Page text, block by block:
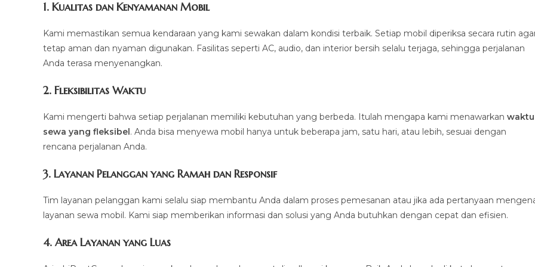
1. Kualitas dan Kenyamanan Mobil
Kami memastikan semua kendaraan yang kami sewakan dalam kondisi terbaik. Setiap mobil diperiksa secara rutin
tetap aman dan nyaman digunakan. Fasilitas seperti AC, audio, dan interior bersih selalu terjaga, sehingga perjalanan
Anda terasa menyenangkan.
2. Fleksibilitas Waktu
Kami mengerti bahwa setiap perjalanan memiliki kebutuhan yang berbeda. Itulah mengapa kami menawarkan waktu
sewa yang fleksibel. Anda bisa menyewa mobil hanya untuk beberapa jam, satu hari, atau lebih, sesuai dengan
rencana perjalanan Anda.
3. Layanan Pelanggan yang Ramah dan Responsif
Tim layanan pelanggan kami selalu siap membantu Anda dalam proses pemesanan atau jika ada pertanyaan
layanan sewa mobil. Kami siap memberikan informasi dan solusi yang Anda butuhkan dengan cepat dan efisien.
4. Area Layanan yang Luas